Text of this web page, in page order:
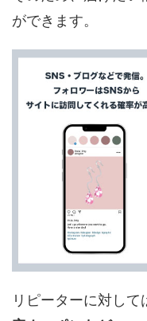
ができます。
リピーターに対して